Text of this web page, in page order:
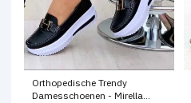
Orthopedische Trendy
Damesschoenen - Mirella